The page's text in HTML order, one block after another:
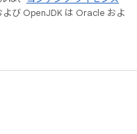
び OpenJDK は Oracle およ